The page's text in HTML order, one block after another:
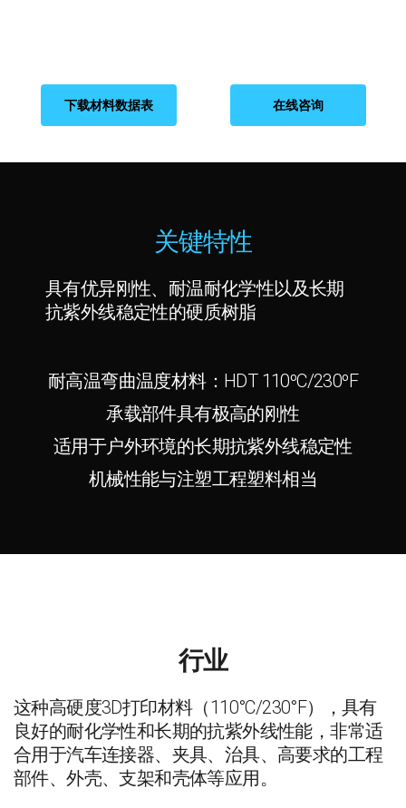
下载材料数据表 在线咨询
关键特性
具有优异刚性、耐温耐化学性以及长期
抗紫外线稳定性的硬质树脂
耐高温弯曲温度材料：HDT 110ºC/230ºF
承载部件具有极高的刚性
适用于户外环境的长期抗紫外线稳定性
机械性能与注塑工程塑料相当
行业
这种高硬度3D打印材料（110°C/230°F），具有
良好的耐化学性和长期的抗紫外线性能，非常适
合用于汽车连接器、夹具、治具、高要求的工程
部件、外壳、支架和壳体等应用。